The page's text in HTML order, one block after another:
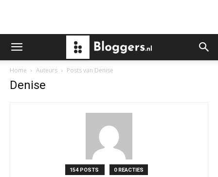
Home Auteurs Posts van Denise
Denise
154 POSTS 0 REACTIES